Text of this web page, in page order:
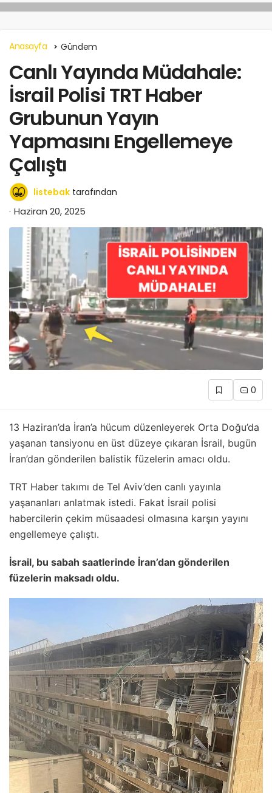
Anasayfa Gündem
Canlı Yayında Müdahale:
İsrail Polisi TRT Haber
Grubunun Yayın
Yapmasını Engellemeye
Çalıştı
listebak tarafından
Haziran 20, 2025
0
13 Haziran’da İran’a hücum düzenleyerek Orta Doğu’da
yaşanan tansiyonu en üst düzeye çıkaran İsrail, bugün
İran’dan gönderilen balistik füzelerin amacı oldu.
TRT Haber takımı de Tel Aviv’den canlı yayınla
yaşananları anlatmak istedi. Fakat İsrail polisi
habercilerin çekim müsaadesi olmasına karşın yayını
engellemeye çalıştı.
İsrail, bu sabah saatlerinde İran’dan gönderilen
füzelerin maksadı oldu.